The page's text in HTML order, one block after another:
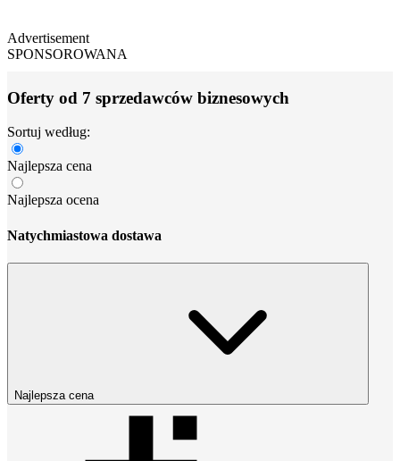
Advertisement
SPONSOROWANA
Oferty od 7 sprzedawców biznesowych
Sortuj według:
Najlepsza cena
Najlepsza ocena
Natychmiastowa dostawa
Najlepsza cena